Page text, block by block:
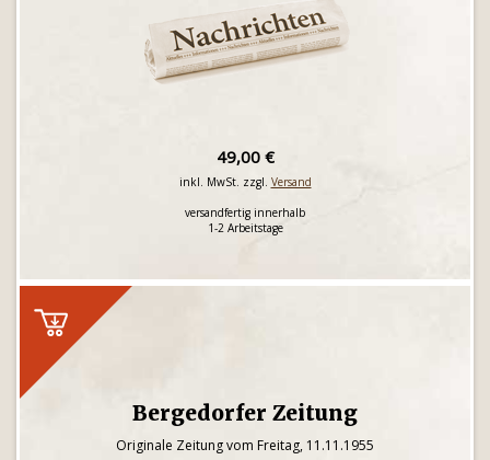
49,00 €
inkl. MwSt. zzgl. Versand
versandfertig innerhalb
1-2 Arbeitstage
Bergedorfer Zeitung
Originale Zeitung vom Freitag, 11.11.1955